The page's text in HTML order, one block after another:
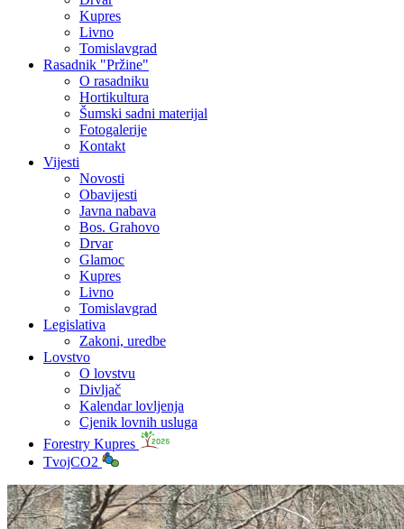
Kupres
Livno
Tomislavgrad
Rasadnik "Pržine"
O rasadniku
Hortikultura
Šumski sadni materijal
Fotogalerije
Kontakt
Vijesti
Novosti
Obavijesti
Javna nabava
Bos. Grahovo
Drvar
Glamoc
Kupres
Livno
Tomislavgrad
Legislativa
Zakoni, uredbe
Lovstvo
O lovstvu
Divljač
Kalendar lovljenja
Cjenik lovnih usluga
Forestry Kupres
TvojCO2